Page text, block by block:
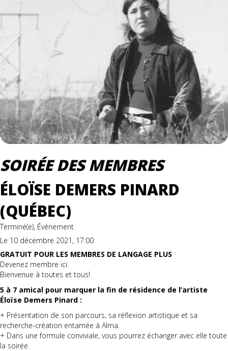
SOIRÉE DES MEMBRES
ÉLOÏSE DEMERS PINARD
(QUÉBEC)
Terminé(e), Événement
Le 10 décembre 2021, 17:00
GRATUIT POUR LES MEMBRES DE LANGAGE PLUS
Devenez membre ici.
Bienvenue à toutes et tous!
5 à 7 amical pour marquer la fin de résidence de l’artiste
Éloïse Demers Pinard :
+ Présentation de son parcours, sa réflexion artistique et sa
recherche-création entamée à Alma.
+ Dans une formule conviviale, vous pourrez échanger avec elle toute
la soirée.